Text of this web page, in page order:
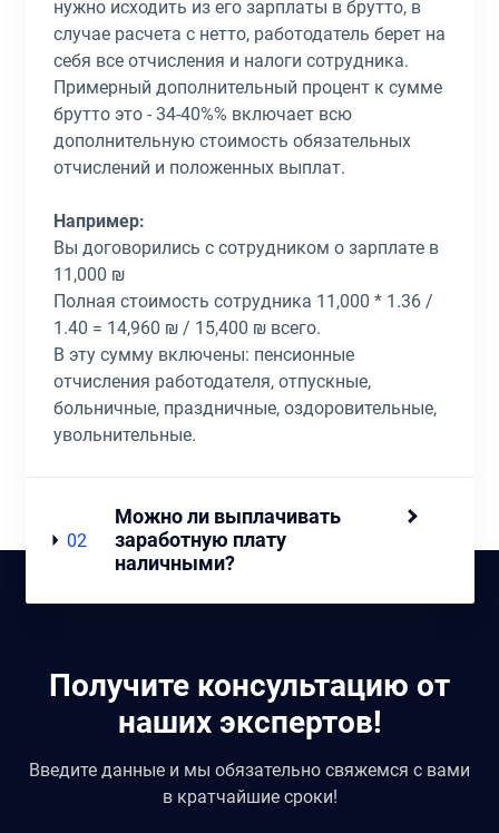
нужно исходить из его зарплаты в брутто, в
случае расчета с нетто, работодатель берет на
себя все отчисления и налоги сотрудника.
Примерный дополнительный процент к сумме
брутто это - 34-40%% включает всю
дополнительную стоимость обязательных
отчислений и положенных выплат.
Например:
Вы договорились с сотрудником о зарплате в
11,000 ₪
Полная стоимость сотрудника 11,000 * 1.36 /
1.40 = 14,960 ₪ / 15,400 ₪ всего.
В эту сумму включены: пенсионные
отчисления работодателя, отпускные,
больничные, праздничные, оздоровительные,
увольнительные.
02
Можно ли выплачивать
заработную плату
наличными?
Получите консультацию от
наших экспертов!
Введите данные и мы обязательно свяжемся с вами
в кратчайшие сроки!